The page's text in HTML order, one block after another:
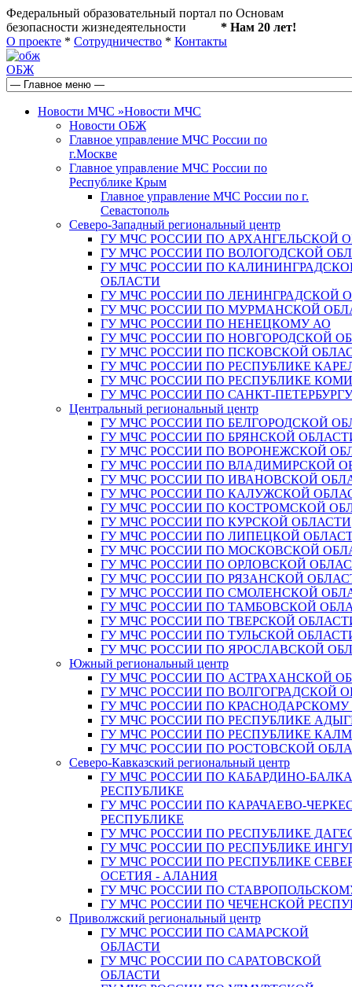
Федеральный образовательный портал по Основам
безопасности жизнедеятельности * Нам 20 лет!
О проекте * Сотрудничество * Контакты
ОБЖ
Новости МЧС »Новости МЧС
Новости ОБЖ
Главное управление МЧС России по
г.Москве
Главное управление МЧС России по
Республике Крым
Главное управление МЧС России по г.
Севастополь
Северо-Западный региональный центр
ГУ МЧС РОССИИ ПО АРХАНГЕЛЬСКОЙ
ГУ МЧС РОССИИ ПО ВОЛОГОДСКОЙ
ГУ МЧС РОССИИ ПО
ОБЛАСТИ
ГУ МЧС РОССИИ ПО ЛЕНИНГРАДСКОЙ
ГУ МЧС РОССИИ ПО МУРМАНСКОЙ
ГУ МЧС РОССИИ ПО НЕНЕЦКОМУ АО
ГУ МЧС РОССИИ ПО НОВГОРОДСКОЙ
ГУ МЧС РОССИИ ПО ПСКОВСКОЙ
ГУ МЧС РОССИИ ПО РЕСПУБЛИКЕ
ГУ МЧС РОССИИ ПО РЕСПУБЛИКЕ КОМИ
ГУ МЧС РОССИИ ПО САНКТ-ПЕТЕРБУРГУ
Центральный региональный центр
ГУ МЧС РОССИИ ПО БЕЛГОРОДСКОЙ
ГУ МЧС РОССИИ ПО БРЯНСКОЙ
ГУ МЧС РОССИИ ПО ВОРОНЕЖСКОЙ
ГУ МЧС РОССИИ ПО ВЛАДИМИРСКОЙ
ГУ МЧС РОССИИ ПО ИВАНОВСКОЙ
ГУ МЧС РОССИИ ПО КАЛУЖСКОЙ
ГУ МЧС РОССИИ ПО КОСТРОМСКОЙ
ГУ МЧС РОССИИ ПО КУРСКОЙ ОБЛАСТИ
ГУ МЧС РОССИИ ПО ЛИПЕЦКОЙ
ГУ МЧС РОССИИ ПО МОСКОВСКОЙ
ГУ МЧС РОССИИ ПО ОРЛОВСКОЙ
ГУ МЧС РОССИИ ПО РЯЗАНСКОЙ
ГУ МЧС РОССИИ ПО СМОЛЕНСКОЙ
ГУ МЧС РОССИИ ПО ТАМБОВСКОЙ
ГУ МЧС РОССИИ ПО ТВЕРСКОЙ
ГУ МЧС РОССИИ ПО ТУЛЬСКОЙ
ГУ МЧС РОССИИ ПО ЯРОСЛАВСКОЙ
Южный региональный центр
ГУ МЧС РОССИИ ПО АСТРАХАНСКОЙ
ГУ МЧС РОССИИ ПО ВОЛГОГРАДСКОЙ
ГУ МЧС РОССИИ ПО
ГУ МЧС РОССИИ ПО РЕСПУБЛИКЕ
ГУ МЧС РОССИИ ПО РЕСПУБЛИКЕ
ГУ МЧС РОССИИ ПО РОСТОВСКОЙ
Северо-Кавказский региональный центр
ГУ МЧС РОССИИ ПО КАБАРДИНО-
РЕСПУБЛИКЕ
ГУ МЧС РОССИИ ПО КАРАЧАЕВО-
РЕСПУБЛИКЕ
ГУ МЧС РОССИИ ПО РЕСПУБЛИКЕ
ГУ МЧС РОССИИ ПО РЕСПУБЛИКЕ
ГУ МЧС РОССИИ ПО РЕСПУБЛИКЕ
ОСЕТИЯ - АЛАНИЯ
ГУ МЧС РОССИИ ПО
ГУ МЧС РОССИИ ПО ЧЕЧЕНСКОЙ
Приволжский региональный центр
ГУ МЧС РОССИИ ПО САМАРСКОЙ
ОБЛАСТИ
ГУ МЧС РОССИИ ПО САРАТОВСКОЙ
ОБЛАСТИ